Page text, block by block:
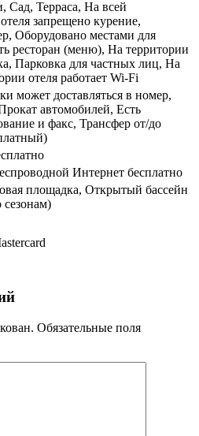
Сад, Терраса, На всей
запрещено курение,
Оборудовано местами для
ресторан (меню), На территории
Парковка для частных лиц, На
отеля работает Wi-Fi
может доставляться в номер,
автомобилей, Есть
и факс, Трансфер от/до
Интернет бесплатно
площадка, Открытый бассейн
сезонам)
Обязательные поля